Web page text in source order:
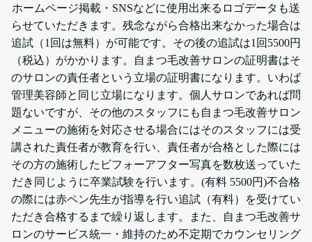
ホームページ掲載・SNSなどに使用出来るロゴデータも送
らせていただきます。残念ながら合格出来なかった場合は
追試（1回は無料）が可能です。その後の追試は1回5500円
（税込）がかかります。自まつ毛改善サロンの証明書はそ
のサロンの責任者という立場の証明書になります。いわば
管理美容師と同じ立場になります。個人サロンであれば問
題ないですが、その他のスタッフにも自まつ毛改善サロン
メニューの施術を対応させる場合にはそのスタッフには受
講された責任者が教育を行い、責任者が合格とした際には
その方の施術したビフォーアフター写真を数枚送っていた
だき同じように卒業試験を行います。(有料 5500円)不合格
の際には赤ペン先生が指導を行い追試（有料）を受けてい
ただき合格するまで繰り返します。また、自まつ毛改善サ
ロンのサービス統一・維持のため不定期でカウンセリング